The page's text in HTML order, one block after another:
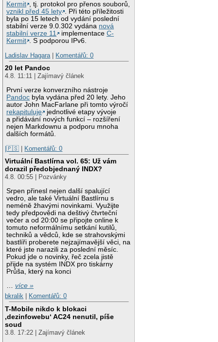
Kermit , tj. protokol pro přenos souborů,
vznikl před 45 lety . Při této příležitosti
byla po 15 letech od vydání poslední
stabilní verze 9.0.302 vydána nová
stabilní verze 11
implementaceC-
Kermit . S podporou IPv6.
Ladislav Hagara | Komentářů: 0
20 let Pandoc
4.8. 11:11 | Zajímavý článek
První verze konverzního nástroje
Pandoc byla vydána před 20 lety. Jeho
autor John MacFarlane při tomto výročí
rekapituluje
jednotlivé etapy vývoje
a přidávání nových funkcí – rozšíření
nejen Markdownu a podporu mnoha
dalších formátů.
|🇵🇸 | Komentářů: 0
Virtuální Bastlírna vol. 65: Už vám
dorazil předobjednaný INDX?
4.8. 00:55 | Pozvánky
Srpen přinesl nejen další spalující
vedro, ale také Virtuální Bastlírnu s
neméně žhavými novinkami. Využijte
tedy předpovědi na deštivý čtvrteční
večer a od 20:00 se připojte online k
tomuto neformálnímu setkání kutilů,
techniků a vědců, kde se strahovskými
bastlíři proberete nejzajímavější věci, na
které jste narazili za poslední měsíc.
Pokud jde o novinky, řeč zcela jistě
přijde na systém INDX pro tiskárny
Průša, který na konci
…více »
bkralik
Komentářů: 0
T-Mobile nikdo k blokaci
‚dezinfowebu‘ AC24 nenutil, píše
soud
3.8. 17:22 | Zajímavý článek